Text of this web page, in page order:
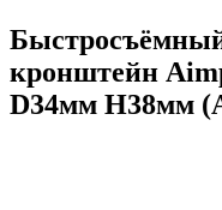
кронштейн
D34мм H38мм